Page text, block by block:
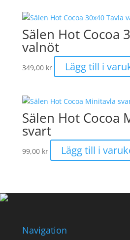
Sälen Hot Cocoa
valnöt
349,00 kr Lägg till i
Sälen Hot Cocoa
svart
99,00 kr Lägg till i
Navigation